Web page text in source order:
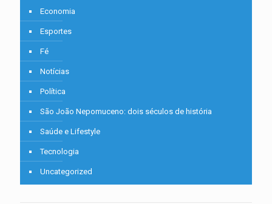
Economia
Esportes
Fé
Notícias
Política
São João Nepomuceno: dois séculos de história
Saúde e Lifestyle
Tecnologia
Uncategorized